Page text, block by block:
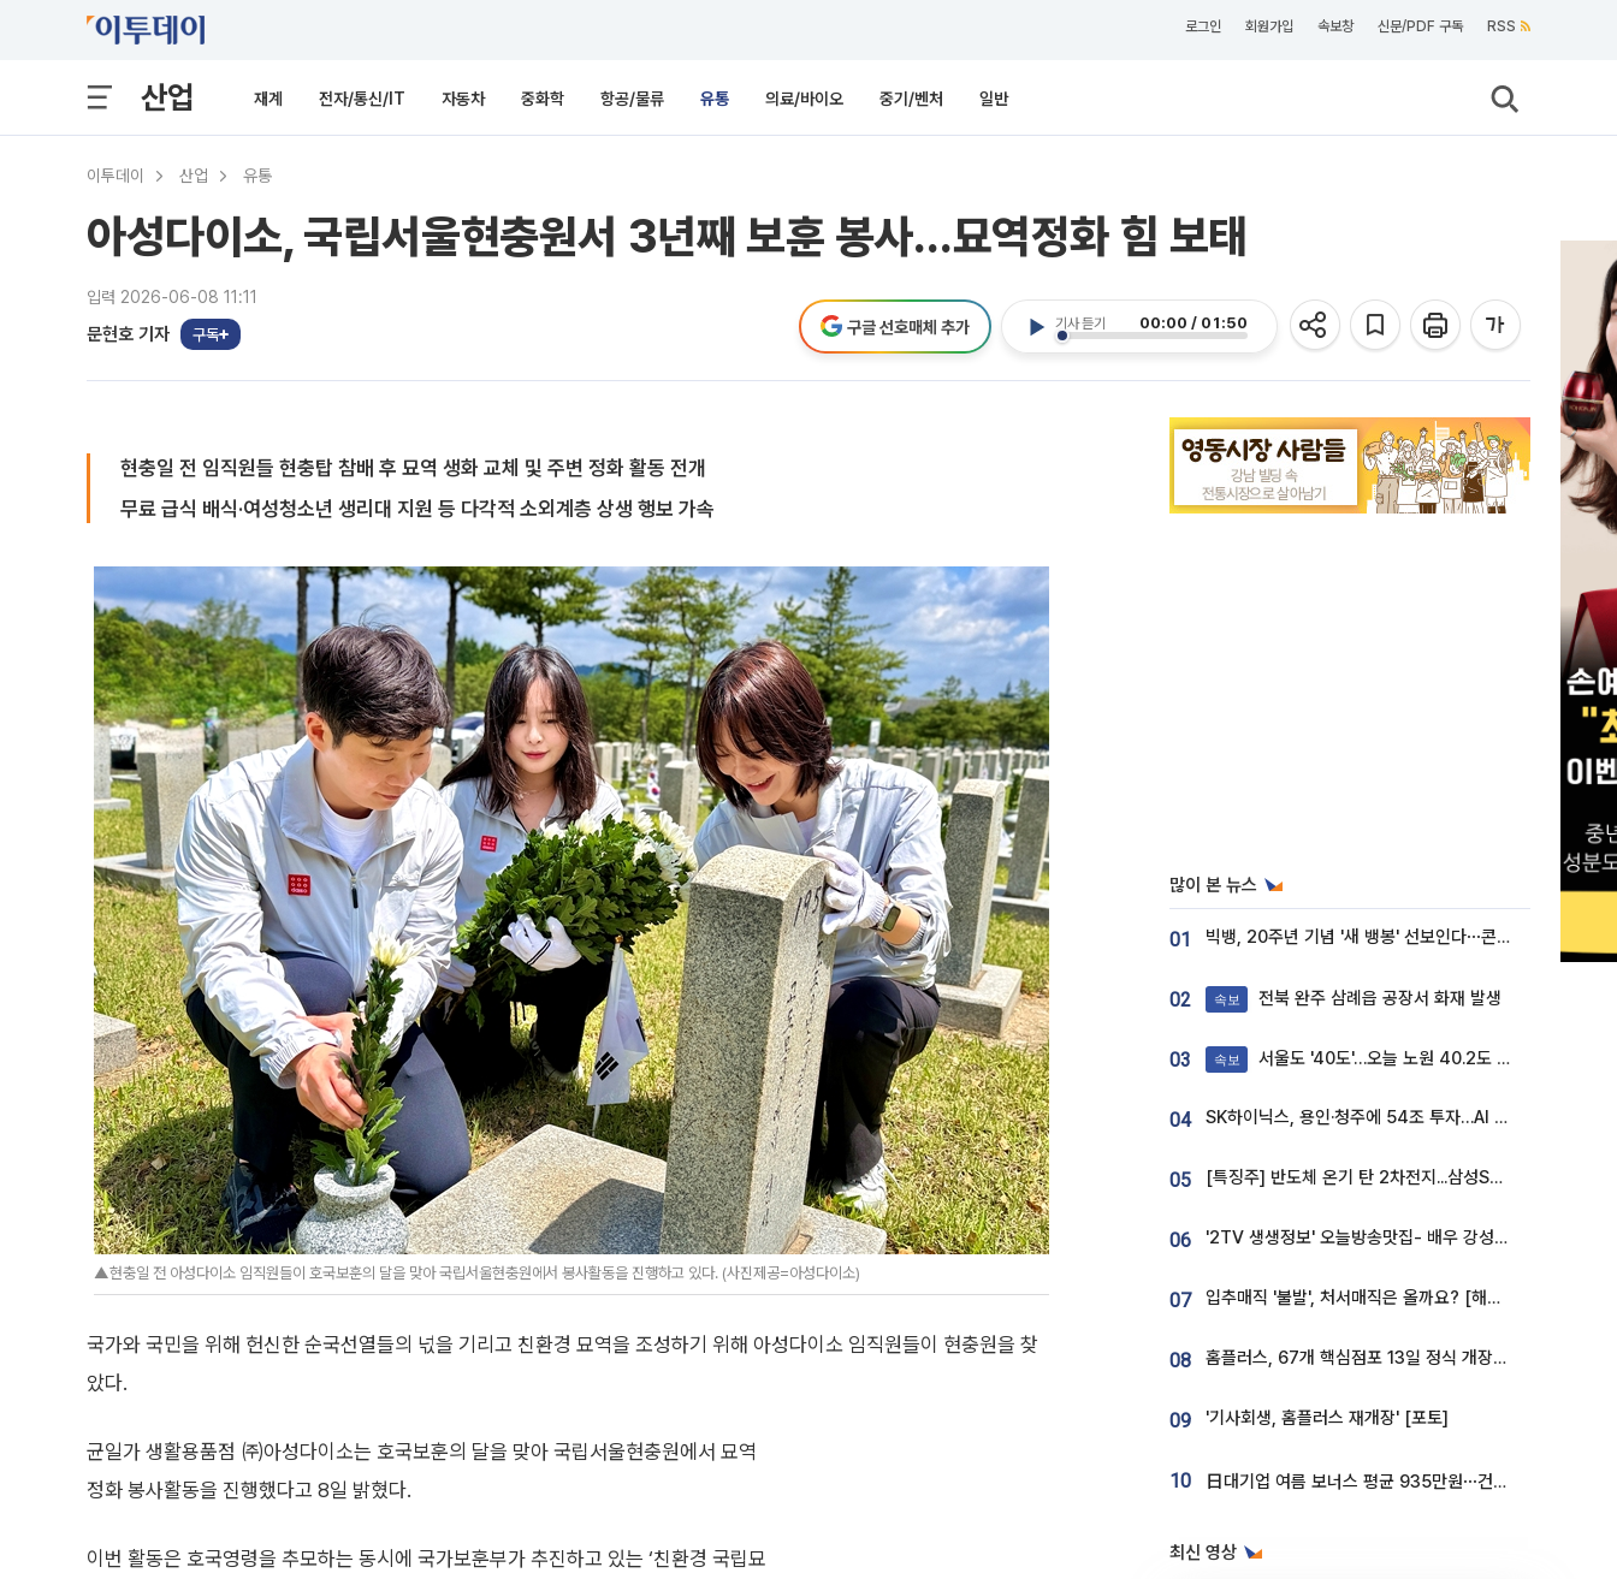
로그인 회원가입 속보창 신문/PDF 구독 RSS
산업 재계 전자/통신/IT 자동차 중화학 항공/물류 유통 의료/바이오 중기/벤처 일반
이투데이 산업 유통
아성다이소, 국립서울현충원서 3년째 보훈 봉사…묘역정화 힘 보태
입력 2026-06-08 11:11
문현호 기자 구독
기사 듣기 00:00 / 01:50
구글 선호매체 추가
현충일 전 임직원들 현충탑 참배 후 묘역 생화 교체 및 주변 정화 활동 전개
무료 급식 배식·여성청소년 생리대 지원 등 다각적 소외계층 상생 행보 가속
▲현충일 전 아성다이소 임직원들이 호국보훈의 달을 맞아 국립서울현충원에서 봉사활동을 진행하고 있다. (사진제공=아성다이소)
국가와 국민을 위해 헌신한 순국선열들의 넋을 기리고 친환경 묘역을 조성하기 위해 아성다이소 임직원들이 현충원을 찾
았다.
균일가 생활용품점 ㈜아성다이소는 호국보훈의 달을 맞아 국립서울현충원에서 묘역
정화 봉사활동을 진행했다고 8일 밝혔다.
이번 활동은 호국영령을 추모하는 동시에 국가보훈부가 추진하고 있는 ‘친환경 국립묘
많이 본 뉴스
01 빅뱅, 20주년 기념 '새 뱅봉' 선보인다⋯콘서트 앞두고 팝업 개최
02 속보 전북 완주 삼례읍 공장서 화재 발생
03 속보 서울도 '40도'…오늘 노원 40.2도 기록
04 SK하이닉스, 용인·청주에 54조 투자…AI 메모리 생산기지 키운다
05 [특징주] 반도체 온기 탄 2차전지...삼성SDI, 장 초반 7% 넘게 껑충
06 '2TV 생생정보' 오늘방송맛집- 배우 강성진 단골! 쌀국수ㆍ푸팟퐁 커리 맛집 '블○○○'
07 입추매직 '불발', 처서매직은 올까요? [해시태그]
08 홈플러스, 67개 핵심점포 13일 정식 개장…영업 재개 속도
09 '기사회생, 홈플러스 재개장' [포토]
10 日대기업 여름 보너스 평균 935만원⋯건설회사 1800만 넘어
최신 영상